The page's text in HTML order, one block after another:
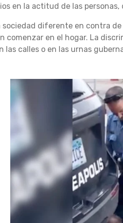
en la actitud de las
diferente en contra
comenzar en el hogar. La
las calles o en las urnas